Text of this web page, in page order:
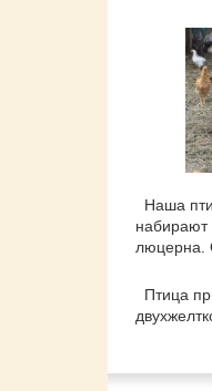
Наша
набирают
люцерна.
Птица